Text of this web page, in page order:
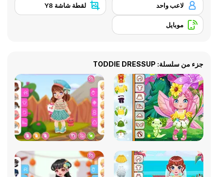
لاعب واحد لقطة شاشة Y8
موبايل
جزء من سلسلة: TODDIE DRESSUP